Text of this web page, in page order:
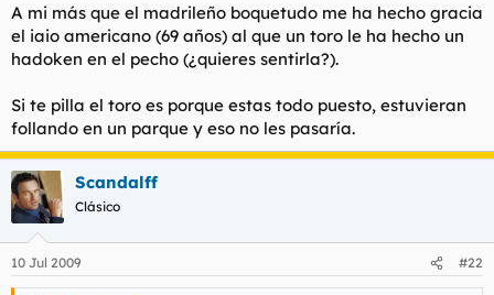
A mi más que el madrileño boquetudo me ha hecho gracia
el iaio americano (69 años) al que un toro le ha hecho un
hadoken en el pecho (¿quieres sentirla?).
Si te pilla el toro es porque estas todo puesto, estuvieran
follando en un parque y eso no les pasaría.
Scandalff
Clásico
10 Jul 2009 #22